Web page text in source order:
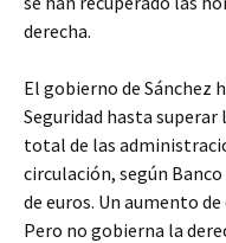
derecha.
El gobierno de Sánchez
Seguridad hasta superar
total de las
circulación, según
de euros. Un aumento
Pero no gobierna la